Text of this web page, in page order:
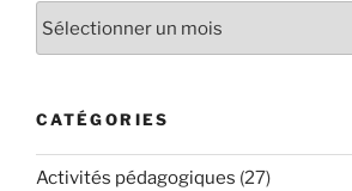
CATÉGORIES
Activités pédagogiques (27)